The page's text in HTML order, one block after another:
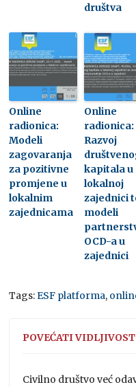
društva
Online
radionica:
Modeli
zagovaranja
za pozitivne
promjene u
lokalnim
zajednicama
Online
radionica:
Razvoj
kapitala u
lokalnoj
zajednici
modeli
OCD-a u
zajednici
Tags:ESF platforma,
POVEĆATI VIDLJIVOST
Civilno društvo već